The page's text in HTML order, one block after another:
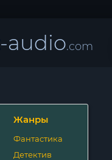
-audio.com
Жанры
Фантастика
Детектив